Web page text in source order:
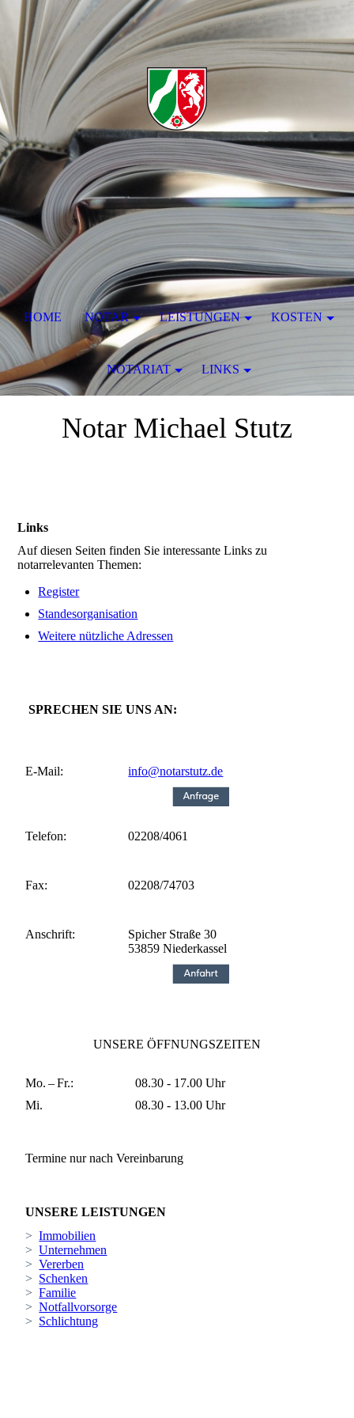
Notar Michael Stutz
Links
Auf diesen Seiten finden Sie interessante Links zu
notarrelevanten Themen:
Register
Standesorganisation
Weitere nützliche Adressen
SPRECHEN SIE UNS AN:
E-Mail: info@notarstutz.de
Telefon: 02208/4061
Fax: 02208/74703
Anschrift:
Spicher Straße 30
53859 Niederkassel
UNSERE ÖFFNUNGSZEITEN
Mo. – Fr.:
08.30 - 17.00 Uhr
Mi.
08.30 - 13.00 Uhr
Termine nur nach Vereinbarung
UNSERE LEISTUNGEN
> Immobilien
> Unternehmen
> Vererben
> Schenken
> Familie
> Notfallvorsorge
> Schlichtung
HOME NOTAR LEISTUNGEN KOSTEN
NOTARIAT LINKS